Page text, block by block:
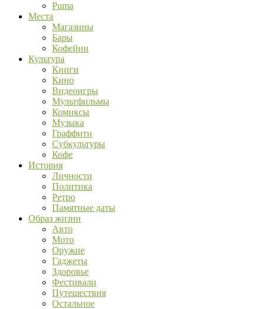
Puma
Места
Магазины
Бары
Кофейни
Культура
Книги
Кино
Видеоигры
Мультфильмы
Комиксы
Музыка
Граффити
Субкультуры
Кофе
История
Личности
Политика
Ретро
Памятные даты
Образ жизни
Авто
Мото
Оружие
Гаджеты
Здоровье
Фестивали
Путешествия
Остальное